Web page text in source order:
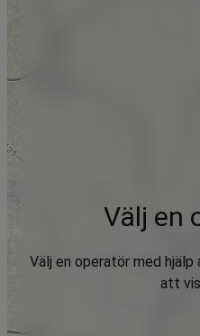
Välj en
Välj en operatör med
att